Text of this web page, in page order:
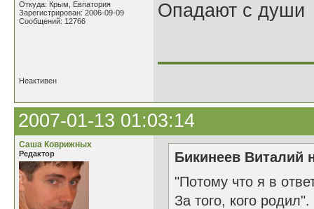
Откуда: Крым, Евпатория
Зарегистрирован: 2006-09-09
Сообщений: 12766
Опадают с души
Неактивен
2007-01-13 01:03:14
Саша Коврижных
Редактор
Бикинеев Виталий
"Потому что я в
За того, кого родил".